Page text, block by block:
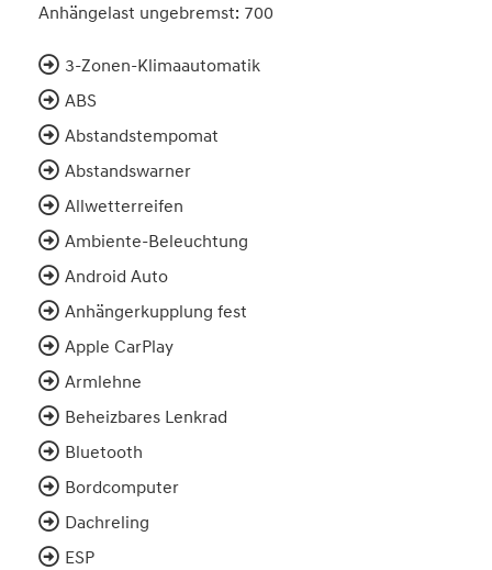
Anhängelast ungebremst: 700
3-Zonen-Klimaautomatik
ABS
Abstandstempomat
Abstandswarner
Allwetterreifen
Ambiente-Beleuchtung
Android Auto
Anhängerkupplung fest
Apple CarPlay
Armlehne
Beheizbares Lenkrad
Bluetooth
Bordcomputer
Dachreling
ESP